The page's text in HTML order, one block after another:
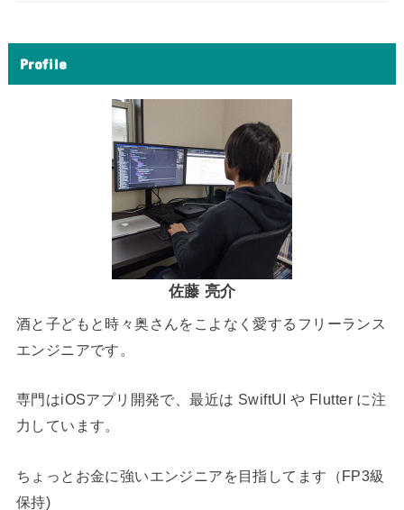
Profile
佐藤 亮介
酒と子どもと時々奥さんをこよなく愛するフリーランス
エンジニアです。
専門はiOSアプリ開発で、最近は SwiftUI や Flutter に注
力しています。
ちょっとお金に強いエンジニアを目指してます（FP3級
保持)